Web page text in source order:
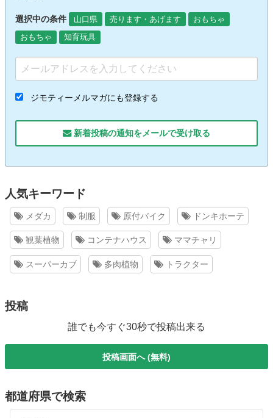
選択中の条件 山口県 売ります・あげます
おもちゃ
おもちゃ
知育玩具
ジモティーメルマガにも登録する
新着投稿の通知をメールで受け取る
人気キーワード
メダカ 制服 原付バイク ドンキホーテ
観葉植物 コンテナハウス ママチャリ
スーパーカブ 多肉植物 トラクター
投稿
誰でも今すぐ30秒で投稿出来る
投稿画面へ (無料)
都道府県で検索